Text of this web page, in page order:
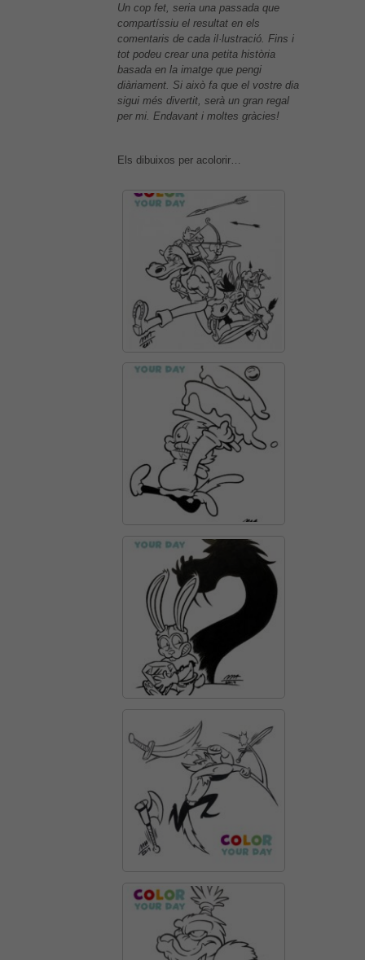
Un cop fet, seria una passada que
compartíssiu el resultat en els
comentaris de cada il·lustració. Fins i
tot podeu crear una petita història
basada en la imatge que pengi
diàriament. Si això fa que el vostre dia
sigui més divertit, serà un gran regal
per mi. Endavant i moltes gràcies!
Els dibuixos per acolorir…